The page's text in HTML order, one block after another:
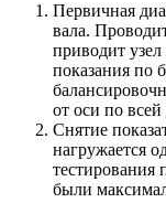
Первичная
вала.
приводит
показания по
от оси по всей
Снятие
нагружается
тестирования
были